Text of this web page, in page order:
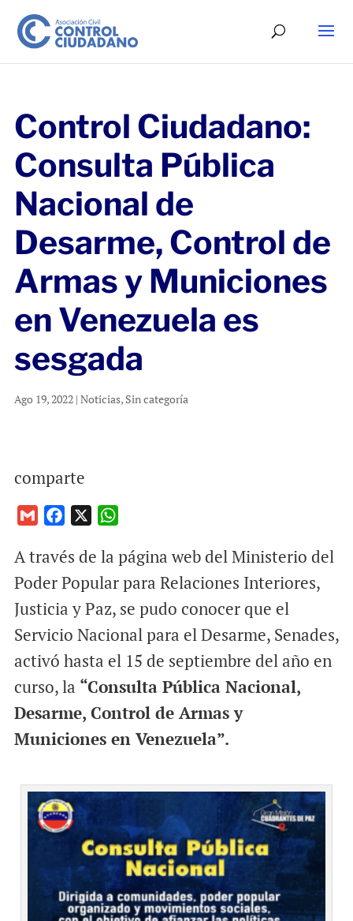
Control Ciudadano:
Consulta Pública
Nacional de
Desarme, Control de
Armas y Municiones
en Venezuela es
sesgada
Ago 19, 2022| Noticias, Sin categoría
comparte
a
i
c
e
o
o
k
a
t
s
A
p
p
A través de la página web del Ministerio del
Poder Popular para Relaciones Interiores,
Justicia y Paz, se pudo conocer que el
Servicio Nacional para el Desarme, Senades,
activó hasta el 15 de septiembre del año en
curso, la “Consulta Pública Nacional,
Desarme, Control de Armas y
Municiones en Venezuela”.